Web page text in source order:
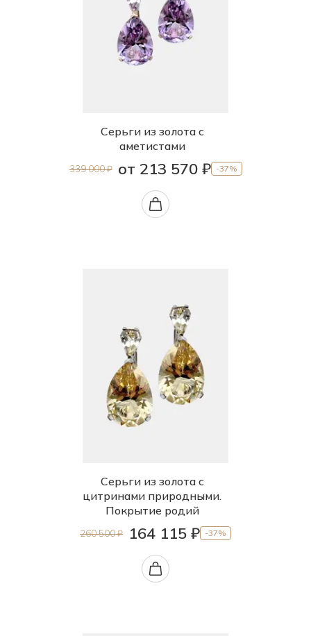
Серьги из золота с
аметистами
339 000 ₽ от 213 570 ₽ -37%
Серьги из золота с
цитринами природными.
Покрытие родий
260 500 ₽ 164 115 ₽ -37%